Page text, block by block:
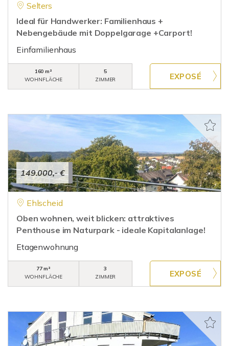
Selters
Ideal für Handwerker: Familienhaus +
Nebengebäude mit Doppelgarage +Carport!
Einfamilienhaus
160 m²
WOHNFLÄCHE
5
ZIMMER
149.000,- €
Ehlscheid
Oben wohnen, weit blicken: attraktives
Penthouse im Naturpark - ideale Kapitalanlage!
Etagenwohnung
77 m²
WOHNFLÄCHE
3
ZIMMER